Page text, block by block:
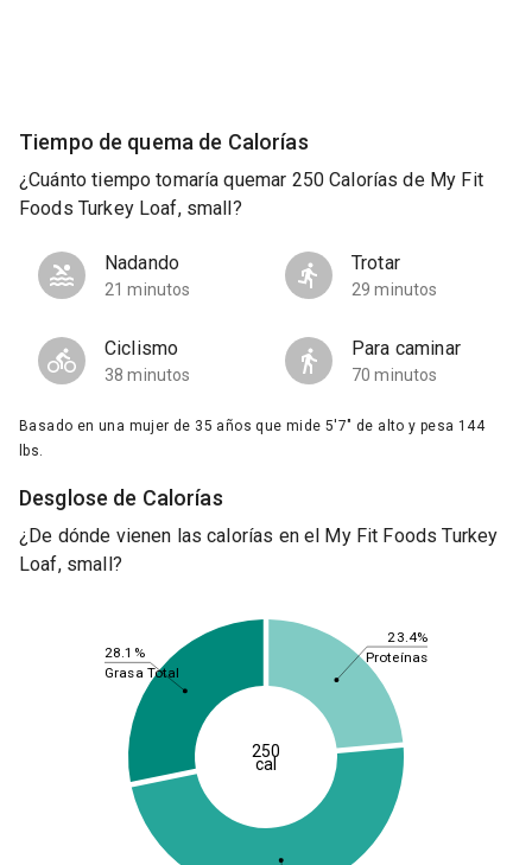
Tiempo de quema de Calorías
¿Cuánto tiempo tomaría quemar 250 Calorías de My Fit
Foods Turkey Loaf, small?
Nadando
21 minutos
Trotar
29 minutos
Ciclismo
38 minutos
Para caminar
70 minutos
Basado en una mujer de 35 años que mide 5'7" de alto y pesa 144
lbs.
Desglose de Calorías
¿De dónde vienen las calorías en el My Fit Foods Turkey
Loaf, small?
23.4%
28.1%
Proteínas
Grasa Total
250
cal